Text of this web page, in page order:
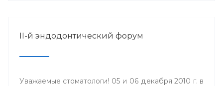
II-й эндодонтический форум
Уважаемые стоматологи! 05 и 06 декабря 2010 г. в